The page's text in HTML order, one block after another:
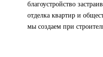
благоустройство
отделка квартир и
мы создаем при